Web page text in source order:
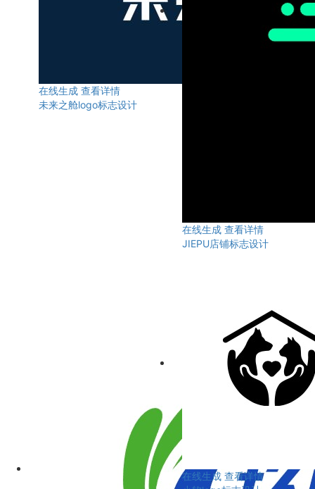
在线生成 查看详情
未来之舱logo标志设计
在线生成 查看详情
JIEPU店铺标志设计
在线生成 查看详情